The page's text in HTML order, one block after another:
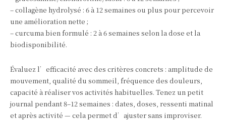
– collagène hydrolysé : 6 à 12 semaines ou plus pour percevoir
une amélioration nette ;
– curcuma bien formulé : 2 à 6 semaines selon la dose et la
biodisponibilité.
Évaluez l’efficacité avec des critères concrets : amplitude de
mouvement, qualité du sommeil, fréquence des douleurs,
capacité à réaliser vos activités habituelles. Tenez un petit
journal pendant 8–12 semaines : dates, doses, ressenti matinal
et après activité — cela permet d’ajuster sans improviser.